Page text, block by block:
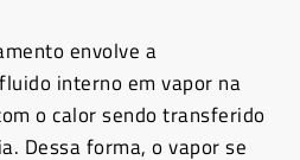
envolve a
interno em vapor na
o calor sendo transferido
Dessa forma, o vapor se